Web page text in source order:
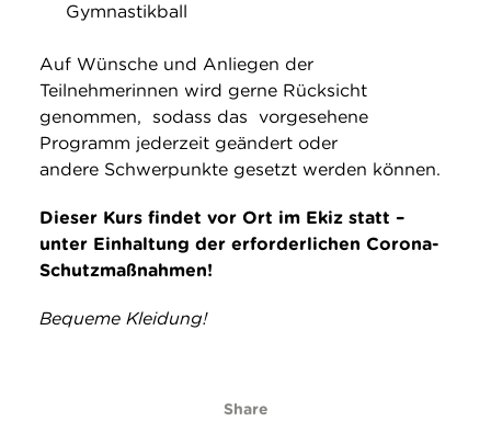
Gymnastikball
Auf Wünsche und Anliegen der
Teilnehmerinnen wird gerne Rücksicht
genommen, sodass das vorgesehene
Programm jederzeit geändert oder
andere Schwerpunkte gesetzt werden können.
Dieser Kurs findet vor Ort im Ekiz statt –
unter Einhaltung der erforderlichen Corona-
Schutzmaßnahmen!
Bequeme Kleidung!
Share